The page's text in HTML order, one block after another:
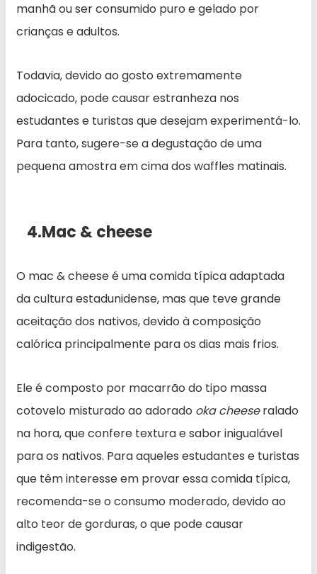
manhã ou ser consumido puro e gelado por
crianças e adultos.
Todavia, devido ao gosto extremamente
adocicado, pode causar estranheza nos
estudantes e turistas que desejam experimentá-lo.
Para tanto, sugere-se a degustação de uma
pequena amostra em cima dos waffles matinais.
4.Mac & cheese
O mac & cheese é uma comida típica adaptada
da cultura estadunidense, mas que teve grande
aceitação dos nativos, devido à composição
calórica principalmente para os dias mais frios.
Ele é composto por macarrão do tipo massa
cotovelo misturado ao adorado oka cheeseralado
na hora, que confere textura e sabor inigualável
para os nativos. Para aqueles estudantes e turistas
que têm interesse em provar essa comida típica,
recomenda-se o consumo moderado, devido ao
alto teor de gorduras, o que pode causar
indigestão.